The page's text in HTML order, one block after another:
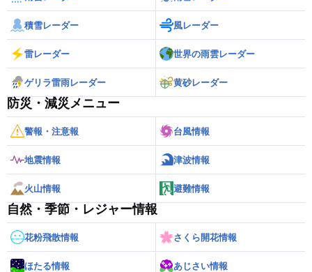
積雪レーダー 風レーダー
雷レーダー 世界の雨雲レーダー
ゲリラ雷雨レーダー 黄砂レーダー
防災・減災メニュー
警報・注意報 台風情報
地震情報 津波情報
火山情報 避難情報
自然・季節・レジャー情報
花粉飛散情報 さくら開花情報
ほたる情報 あじさい情報